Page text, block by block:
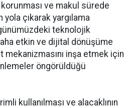
ve makul sürede
çıkarak yargılama
teknolojik
etkin ve dijital dönüşüme
mekanizmasını inşa etmek için
öngörüldüğü
kullanılması ve alacaklının